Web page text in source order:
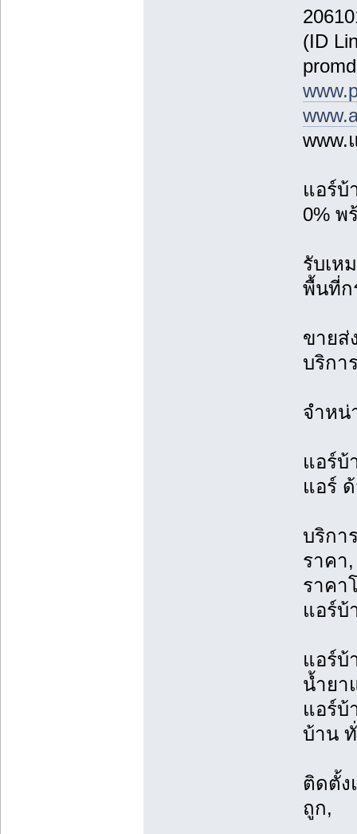
(ID
www.
แอร์บ้
0% พ
รับเห
พื้นที่ก
ขายส่
บริกา
จำหน่
แอร์บ้
แอร์
บริกา
ราคา
ราคา
แอร์บ้
แอร์บ้
น้ำยา
แอร์บ้
บ้าน
ติดตั้ง
ถูก,